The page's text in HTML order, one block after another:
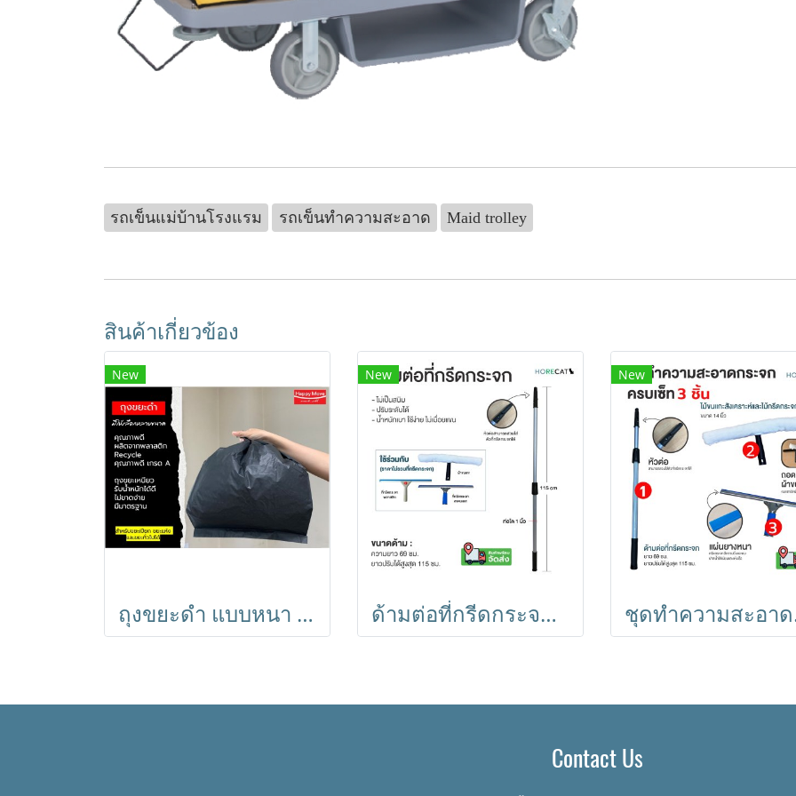
รถเข็นแม่บ้านโรงแรม รถเข็นทำความสะอาด Maid trolley
สินค้าเกี่ยวข้อง
New
ถุงขยะดำ แบบหนา ทำจากเม็ดพลาสติกอย่างดี เกรด A ปราศจากกลิ่นฉุน ถุงขยะมีความเหนียว ทนทาน
New
ด้ามต่อที่กรีดกระจก ปรับได้ 69-115cm. ไม่เป็นสนิม น้ำหนักเบา Horecat 45828
New
ชุดทำค
Contact Us